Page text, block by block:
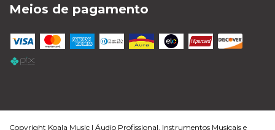
Meios de pagamento
Copyright Koala Music | Áudio Profissional, Instrumentos Musicais e